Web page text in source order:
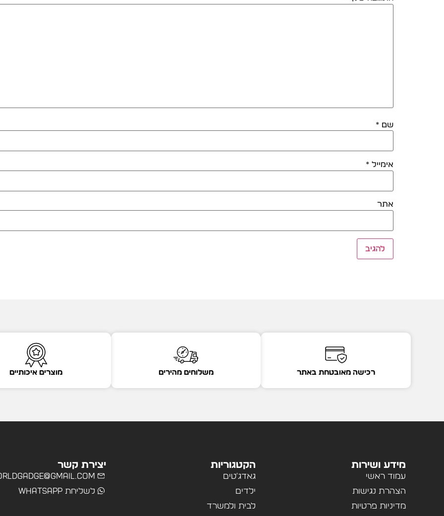
שם *
אימייל *
אתר
רכישה מאובטחת באתר משלוחים מהירים מוצרים איכותיים
מידע ושירות
עמוד ראשי
הצהרת נגישות
מדיניות פרטיות
הקטגוריות
גאדג'טים
ילדים
לבית ולמשרד
יצירת קשר
לשליחת WhatsApp